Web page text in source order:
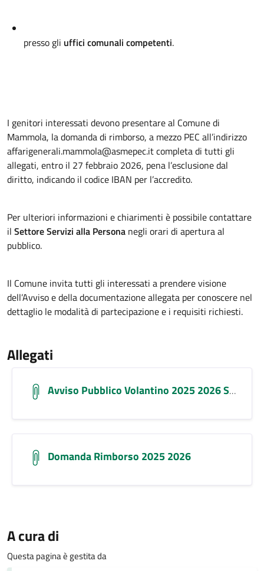
presso gli uffici comunali competenti.
I genitori interessati devono presentare al Comune di
Mammola, la domanda di rimborso, a mezzo PEC all’indirizzo
affarigenerali.mammola@asmepec.it completa di tutti gli
allegati, entro il 27 febbraio 2026, pena l’esclusione dal
diritto, indicando il codice IBAN per l’accredito.
Per ulteriori informazioni e chiarimenti è possibile contattare
il Settore Servizi alla Persona negli orari di apertura al
pubblico.
Il Comune invita tutti gli interessati a prendere visione
dell’Avviso e della documentazione allegata per conoscere nel
dettaglio le modalità di partecipazione e i requisiti richiesti.
Allegati
Avviso Pubblico Volantino 2025 2026 Signed Marcato
Domanda Rimborso 2025 2026
A cura di
Questa pagina è gestita da